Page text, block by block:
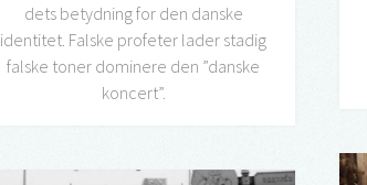
dets betydning for den danske
identitet. Falske profeter lader stadig
falske toner dominere den ”danske
koncert”.